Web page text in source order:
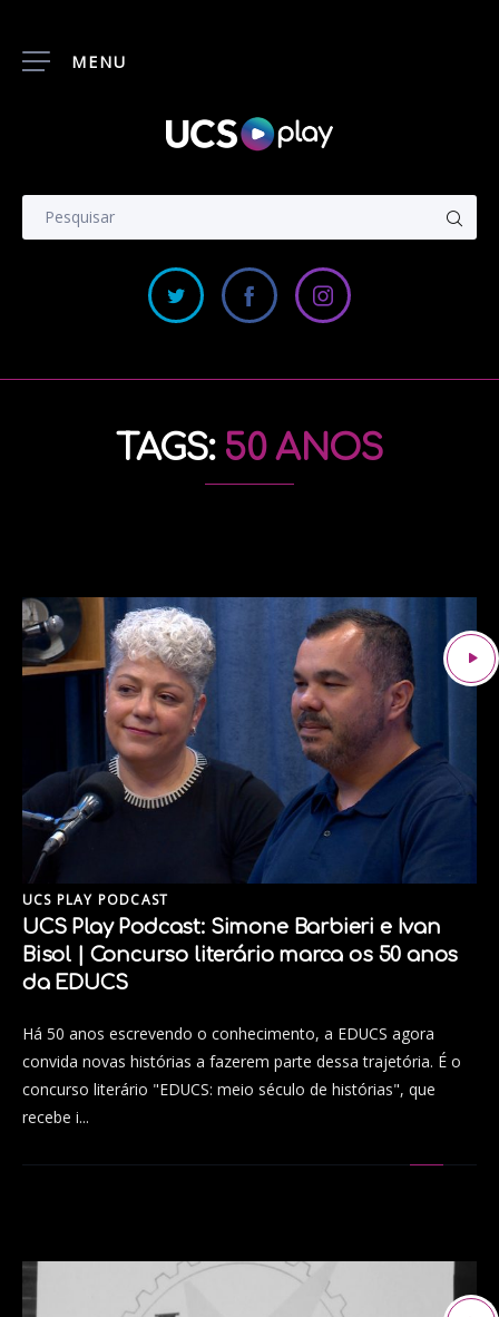
MENU
TAGS: 50 ANOS
UCS PLAY PODCAST
UCS Play Podcast: Simone Barbieri e Ivan
Bisol | Concurso literário marca os 50 anos
da EDUCS
Há 50 anos escrevendo o conhecimento, a EDUCS agora
convida novas histórias a fazerem parte dessa trajetória. É o
concurso literário "EDUCS: meio século de histórias", que
recebe i...